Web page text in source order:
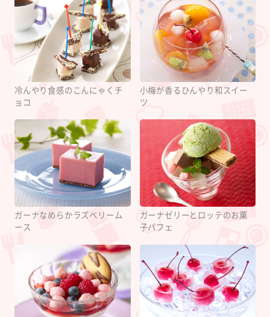
冷んやり食感のこんにゃくチ
ョコ
小梅が香るひんやり和スイー
ツ
ガーナなめらかラズベリーム
ース
ガーナゼリーとロッテのお菓
子パフェ